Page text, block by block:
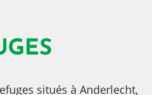
situés à Anderlecht,